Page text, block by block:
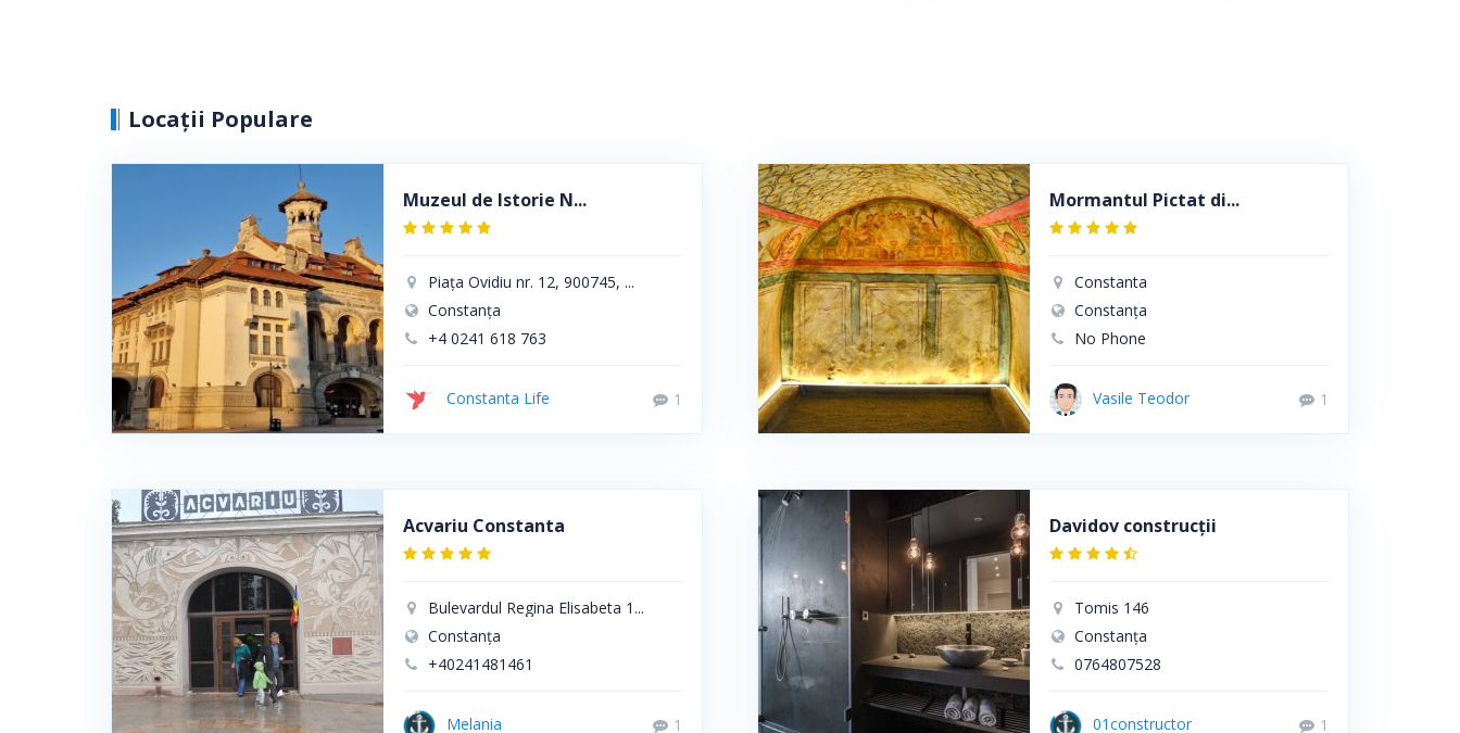
Locații Populare
Muzeul de Istorie N...
Piața Ovidiu nr. 12, 900745, ...
Constanța
+4 0241 618 763
Constanta Life 1
Mormantul Pictat di...
Constanta
Constanța
No Phone
Vasile Teodor 1
Acvariu Constanta
Bulevardul Regina Elisabeta 1...
Constanța
+40241481461
Melania 1
Davidov construcții
Tomis 146
Constanța
0764807528
01constructor 1